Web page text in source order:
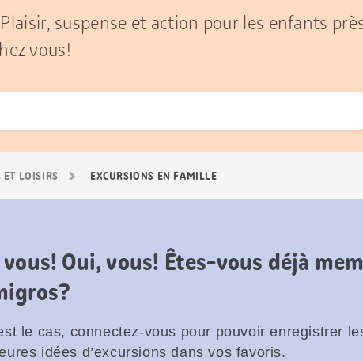
suspense et action pour les enfants
vous!
ET LOISIRS EXCURSIONS EN FAMILLE
vous! Oui, vous! Êtes-vous déjà
le cas, connectez-vous pour pouvoir enregistrer
idées d’excursions dans vos favoris.